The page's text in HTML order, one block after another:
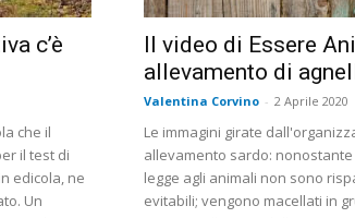
c’è
che il
il test di
edicola, ne
Un
Il video di Essere
allevamento di
Valentina Corvino - 2 Aprile 2020
Le immagini girate
allevamento sardo:
legge agli animali non sono
evitabili; vengono macellati in